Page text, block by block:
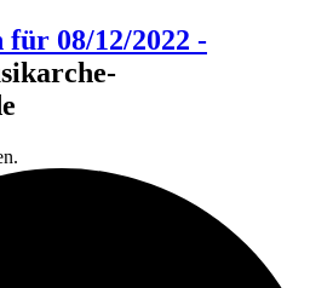
für 08/12/2022 -